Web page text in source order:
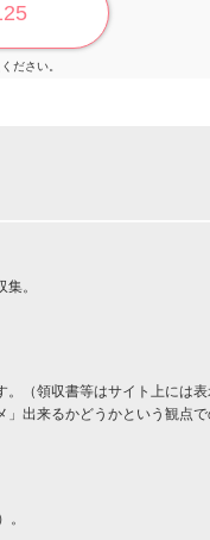
ださい。
。
（領収書等はサイト上には
出来るかどうかという観点
。